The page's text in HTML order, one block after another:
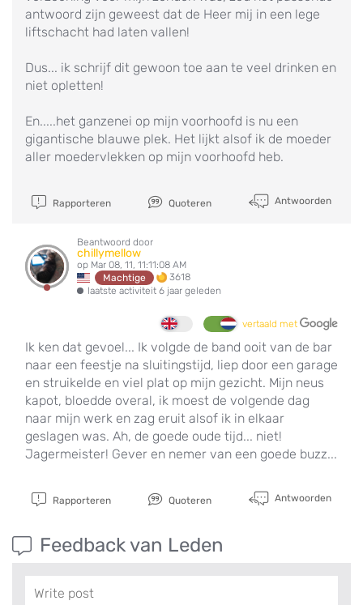
antwoord zijn geweest dat de Heer mij in een lege
liftschacht had laten vallen!
Dus... ik schrijf dit gewoon toe aan te veel drinken en
niet opletten!
En.....het ganzenei op mijn voorhoofd is nu een
gigantische blauwe plek. Het lijkt alsof ik de moeder
aller moedervlekken op mijn voorhoofd heb.
Rapporteren Quoteren Antwoorden
Beantwoord door
chillymellow
op Mar 08, 11, 11:11:08 AM
Machtige
3618
laatste activiteit 6 jaar geleden
vertaald met
Ik ken dat gevoel... Ik volgde de band ooit van de bar
naar een feestje na sluitingstijd, liep door een garage
en struikelde en viel plat op mijn gezicht. Mijn neus
kapot, bloedde overal, ik moest de volgende dag
naar mijn werk en zag eruit alsof ik in elkaar
geslagen was. Ah, de goede oude tijd... niet!
Jagermeister! Gever en nemer van een goede buzz...
Rapporteren Quoteren Antwoorden
Feedback van Leden